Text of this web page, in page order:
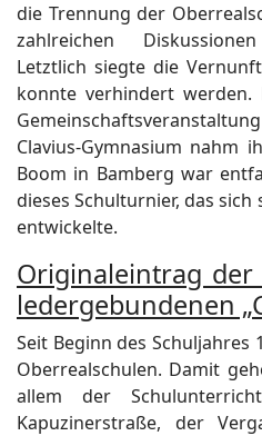
die Trennung der
zahlreichen
Letztlich siegte die
konnte verhindert werden.
Clavius-Gymnasium nahm
Boom in Bamberg war
dieses Schulturnier, das
entwickelte.
Originaleintrag
ledergebundenen
Seit Beginn des Schuljahres
Oberrealschulen. Damit
allem der
Kapuzinerstraße, der